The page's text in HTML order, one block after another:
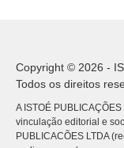
Copyright © 2026 -
Todos os direitos
A ISTOÉ
vinculação editorial e
PUBLICACÕES LTDA